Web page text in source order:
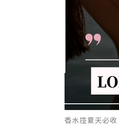
香水控夏天必